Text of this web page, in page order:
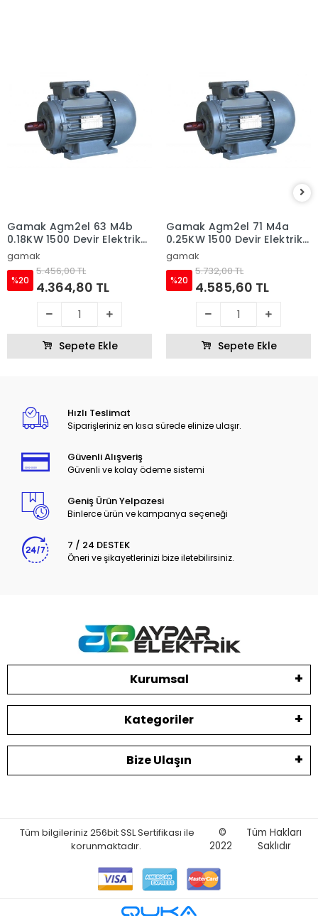
Gamak Agm2el 63 M4b
0.18KW 1500 Devir Elektrik
Motoru
gamak
%20
5.456,00 TL
4.364,80 TL
Sepete Ekle
Gamak Agm2el 71 M4a
0.25KW 1500 Devir Elektrik
Motoru
gamak
%20
5.732,00 TL
4.585,60 TL
Sepete Ekle
Hızlı Teslimat
Siparişleriniz en kısa sürede elinize ulaşır.
Güvenli Alışveriş
Güvenli ve kolay ödeme sistemi
Geniş Ürün Yelpazesi
Binlerce ürün ve kampanya seçeneği
7 / 24 DESTEK
Öneri ve şikayetlerinizi bize iletebilirsiniz.
Kurumsal
Kategoriler
Bize Ulaşın
Tüm bilgileriniz 256bit SSL Sertifikası ile
korunmaktadır.
©
2022
Tüm Hakları
Saklıdır